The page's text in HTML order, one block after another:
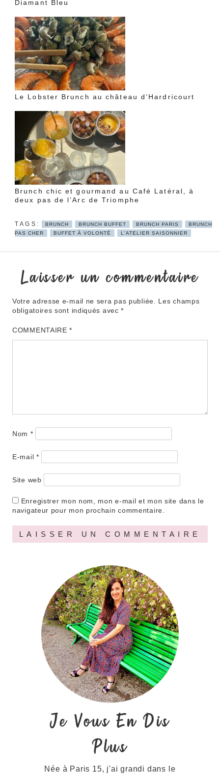
Diamant Bleu
Le Lobster Brunch au château d’Hardricourt
Brunch chic et gourmand au Café Latéral, à
deux pas de l’Arc de Triomphe
BRUNCH BRUNCH BUFFET BRUNCH PARIS
BRUNCH
PAS CHER
BUFFET À VOLONTÉ L'ATELIER SAISONNIER
Laisser un commentaire
Votre adresse e-mail ne sera pas publiée.
Les champs
obligatoires sont indiqués avec*
COMMENTAIRE*
Nom *
E-mail *
Site web
Enregistrer mon nom, mon e-mail et mon site dans le
navigateur pour mon prochain commentaire.
Je Vous En Dis
Plus
Née à Paris 15, j'ai grandi dans le